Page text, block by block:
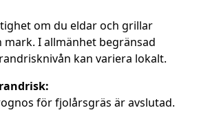
om du eldar och grillar
I allmänhet begränsad
kan variera lokalt.
för fjolårsgräs är avslutad.